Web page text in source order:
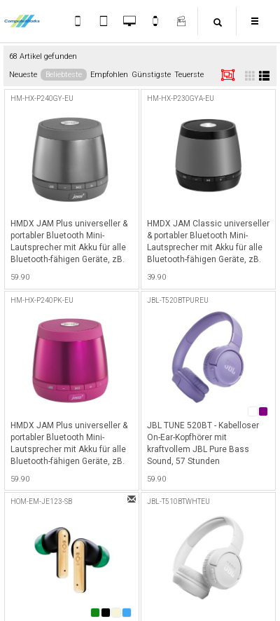
68 Artikel gefunden
Neueste Beliebteste Empfohlen Günstigste Teuerste
HM-HX-P240GY-EU
HMDX JAM Plus universeller &
portabler Bluetooth Mini-
Lautsprecher mit Akku für alle
Bluetooth-fähigen Geräte, zB.
59.90
HM-HX-P230GYA-EU
HMDX JAM Classic universeller
& portabler Bluetooth Mini-
Lautsprecher mit Akku für alle
Bluetooth-fähigen Geräte, zB.
39.90
HM-HX-P240PK-EU
HMDX JAM Plus universeller &
portabler Bluetooth Mini-
Lautsprecher mit Akku für alle
Bluetooth-fähigen Geräte, zB.
59.90
JBL-T520BTPUREU
JBL TUNE 520BT - Kabelloser
On-Ear-Kopfhörer mit
kraftvollem JBL Pure Bass
Sound, 57 Stunden
Violett
59.90
HOM-EM-JE123-SB JBL-T510BTWHTEU